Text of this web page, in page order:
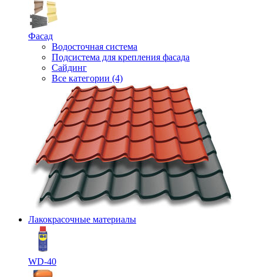
Фасад
Водосточная система
Подсистема для крепления фасада
Сайдинг
Все категории (4)
Лакокрасочные материалы
WD-40